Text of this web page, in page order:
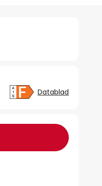
Datablad